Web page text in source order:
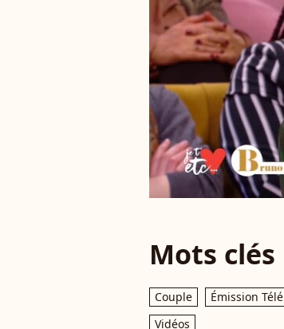
Mots clés
Couple Émission Télé
Vidéos